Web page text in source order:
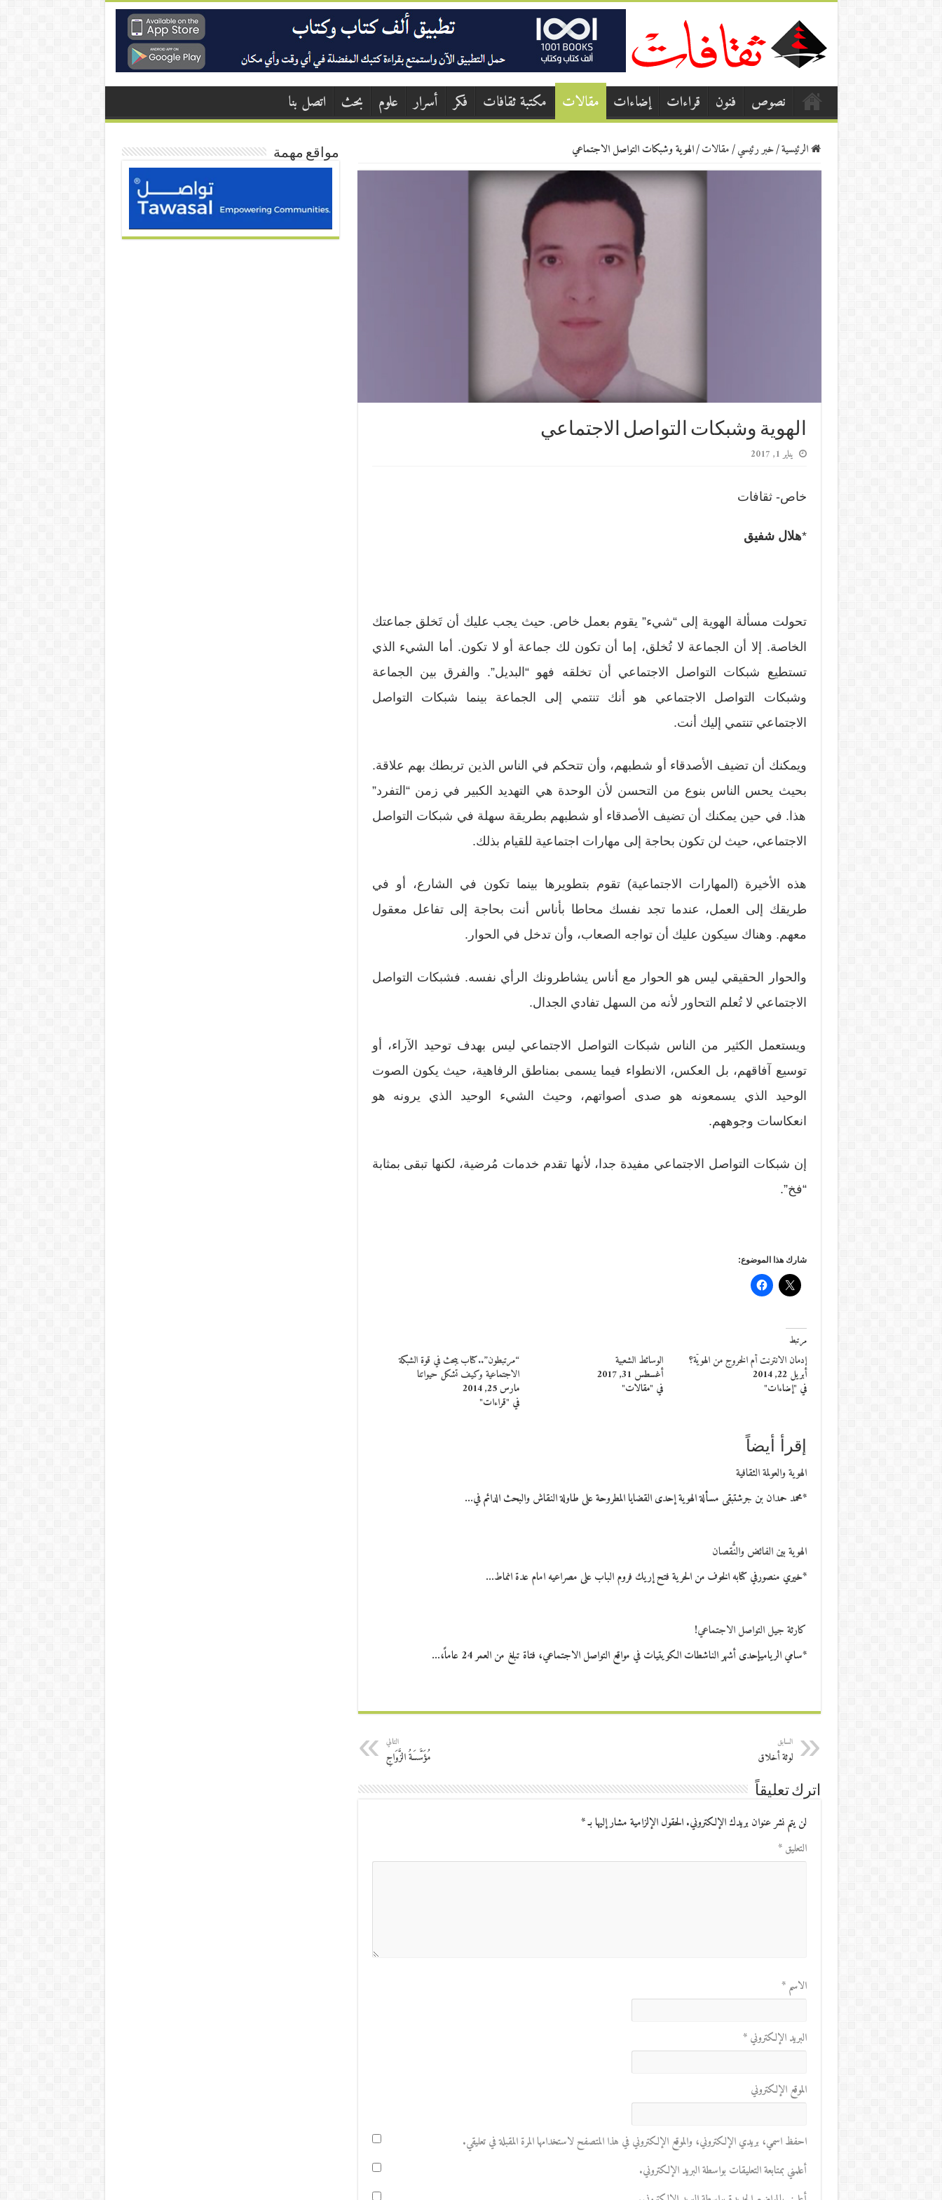
نصوص فنون قراءات إضاءات مقالات مكتبة ثقافات فكر أسرار علوم بحث اتصل بنا
الرئيسية/خبر رئيسي/مقالات/الهوية وشبكات التواصل الاجتماعي
الهوية وشبكات التواصل الاجتماعي
يناير 1, 2017
خاص- ثقافات
*هلال شفيق
تحولت مسألة الهوية إلى “شيء” يقوم بعمل خاص. حيث يجب عليك أن تَخلق جماعتك
الخاصة. إلا أن الجماعة لا تُخلق، إما أن تكون لك جماعة أو لا تكون. أما الشيء الذي
تستطيع شبكات التواصل الاجتماعي أن تخلقه فهو “البديل”. والفرق بين الجماعة
وشبكات التواصل الاجتماعي هو أنك تنتمي إلى الجماعة بينما شبكات التواصل
الاجتماعي تنتمي إليك أنت.
ويمكنك أن تضيف الأصدقاء أو شطبهم، وأن تتحكم في الناس الذين تربطك بهم علاقة.
بحيث يحس الناس بنوع من التحسن لأن الوحدة هي التهديد الكبير في زمن “التفرد”
هذا. في حين يمكنك أن تضيف الأصدقاء أو شطبهم بطريقة سهلة في شبكات التواصل
الاجتماعي، حيث لن تكون بحاجة إلى مهارات اجتماعية للقيام بذلك.
هذه الأخيرة (المهارات الاجتماعية) تقوم بتطويرها بينما تكون في الشارع، أو في
طريقك إلى العمل، عندما تجد نفسك محاطا بأناس أنت بحاجة إلى تفاعل معقول
معهم. وهناك سيكون عليك أن تواجه الصعاب، وأن تدخل في الحوار.
والحوار الحقيقي ليس هو الحوار مع أناس يشاطرونك الرأي نفسه. فشبكات التواصل
الاجتماعي لا تُعلم التحاور لأنه من السهل تفادي الجدال.
ويستعمل الكثير من الناس شبكات التواصل الاجتماعي ليس بهدف توحيد الآراء، أو
توسيع آفاقهم، بل العكس، الانطواء فيما يسمى بمناطق الرفاهية، حيث يكون الصوت
الوحيد الذي يسمعونه هو صدى أصواتهم، وحيث الشيء الوحيد الذي يرونه هو
انعكاسات وجوههم.
إن شبكات التواصل الاجتماعي مفيدة جدا، لأنها تقدم خدمات مُرضية، لكنها تبقى بمثابة
“فخ”.
شارك هذا الموضوع:
مرتبط
إدمان الانترنت أم الخروج من الهويّة؟
أبريل 22, 2014
في "إضاءات"
الوسائط الشعبية
أغسطس 31, 2017
في "مقالات"
“مرتبطون”..كتاب يبحث في قوة الشبكة
الاجتماعية وكيف تشكل حيواتنا
مارس 25, 2014
في "قراءات"
إقرأ أيضاً
الهوية والعولمة الثقافية
*محمد حمدان بن جرشتبقى مسألة الهوية إحدى القضايا المطروحة على طاولة النقاش والبحث الدائم في…
الهوية بين الفائض والنُّقصان
*خيري منصورفي كتابه الخوف من الحرية فتح إريك فروم الباب على مصراعيه امام عدة انماط…
كارثة جيل التواصل الاجتماعي!
*سامي الرياميإحدى أشهر الناشطات الكويتيات في مواقع التواصل الاجتماعي، فتاة تبلغ من العمر 24 عاماً،…
السابق
لوثة أخلاق
التالي
مُؤَسَّسَةُ الزَّوَاجِ
اترك تعليقاً
لن يتم نشر عنوان بريدك الإلكتروني. الحقول الإلزامية مشار إليها بـ*
التعليق*
الاسم*
البريد الإلكتروني*
الموقع الإلكتروني
احفظ اسمي، بريدي الإلكتروني، والموقع الإلكتروني في هذا المتصفح لاستخدامها المرة المقبلة في تعليقي.
أعلمني بمتابعة التعليقات بواسطة البريد الإلكتروني.
مواقع مهمة